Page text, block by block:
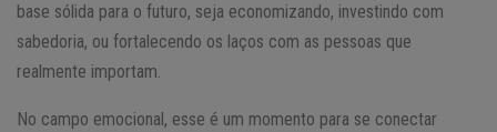
base sólida para o futuro, seja economizando, investindo com
sabedoria, ou fortalecendo os laços com as pessoas que
realmente importam.
No campo emocional, esse é um momento para se conectar